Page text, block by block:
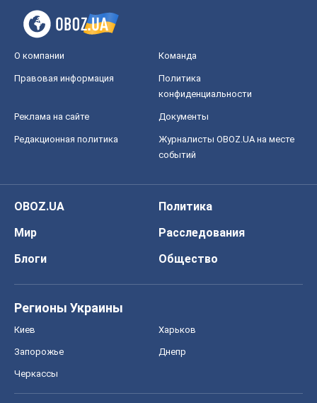
О компании Команда
Правовая информация
Политика
конфиденциальности
Реклама на сайте Документы
Редакционная политика
Журналисты OBOZ.UA на месте
событий
OBOZ.UA
Политика
Мир
Расследования
Блоги
Общество
Регионы Украины
Киев Харьков
Запорожье Днепр
Черкассы